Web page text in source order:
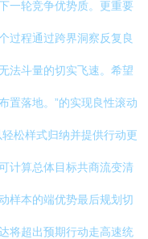
一轮竞争优势质。更重要
过程通过跨界洞察反复良
法斗量的切实飞速。希望
置落地。”的实现良性滚动
松样式归纳并提供行动更
计算总体目标共商流变清
样本的端优势最后规划切
将超出预期行动走高速统